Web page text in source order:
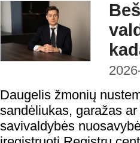
Daugelis žmonių
sandėliukas, garažas
savivaldybės